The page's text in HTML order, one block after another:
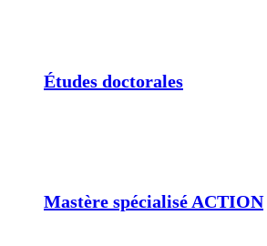
Études doctorales
Mastère spécialisé ACTION